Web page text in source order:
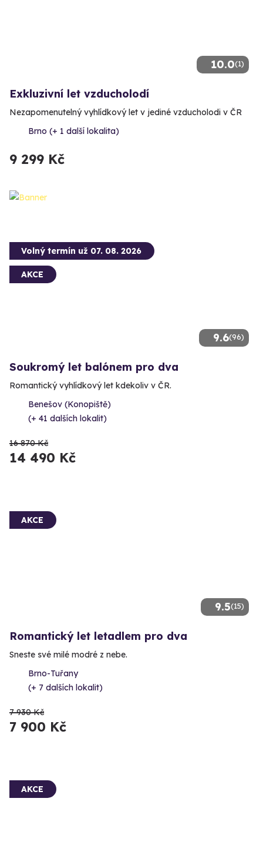
10.0(1)
Exkluzivní let vzducholodí
Nezapomenutelný vyhlídkový let v jediné vzducholodi v ČR
Brno (+ 1 další lokalita)
9 299 Kč
9.6(96)
Volný termín už 07. 08. 2026
AKCE
Soukromý let balónem pro dva
Romantický vyhlídkový let kdekoliv v ČR.
Benešov (Konopiště)
(+ 41 dalších lokalit)
16 870 Kč
14 490 Kč
9.5(15)
AKCE
Romantický let letadlem pro dva
Sneste své milé modré z nebe.
Brno-Tuřany
(+ 7 dalších lokalit)
7 930 Kč
7 900 Kč
AKCE